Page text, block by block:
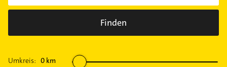
Finden
Umkreis: 0 km